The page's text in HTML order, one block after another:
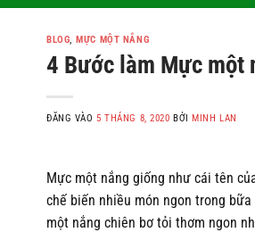
BLOG,MỰC MỘT NẮNG
4 Bước làm Mực
ĐĂNG VÀO 5 THÁNG 8, 2020 BỞIMINH LAN
Mực một nắng giống như cái tên
chế biến nhiều món ngon trong
một nắng chiên bơ tỏi thơm ngon